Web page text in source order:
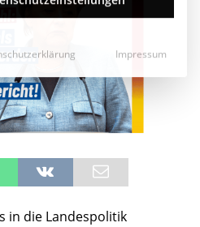
in die Landespolitik